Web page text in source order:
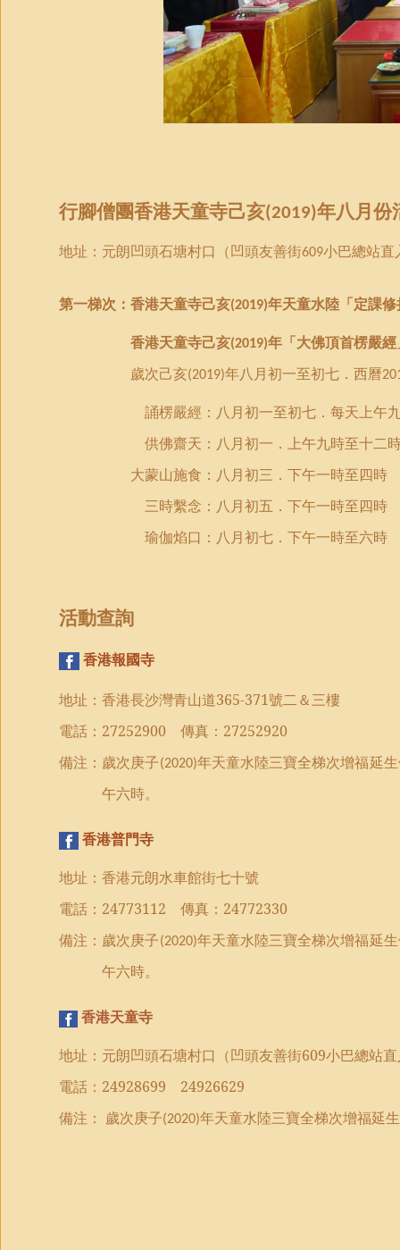
行腳僧團香港天童寺己亥(2019)年八月份
地址：元朗凹頭石塘村口（凹頭友善街609小巴總站
第一梯次： 香港天童寺己亥(2019)年天童水陸「定課
香港天童寺己亥(2019)年「大佛頂首楞嚴
歲次己亥(2019)年八月初一至初七．西曆
誦楞嚴經：八月初一至初七．每天上午
供佛齋天：八月初一 ． 上午九時至十二
大蒙山施食：八月初三 ． 下午一時至四時
三時繫念：八月初五 ． 下午一時至四時
瑜伽焰口：八月初七．下午一時至六時
活動查詢
香港報國寺
地址：香港長沙灣青山道365-371號二＆三樓
電話： 27252900 傳真： 27252920
備注： 歲次庚子(2020)年天童水陸三寶全梯次增福延
午六時。
香港普門寺
地址：香港元朗水車館街七十號
電話： 24773112 傳真： 24772330
備注： 歲次庚子(2020)年天童水陸三寶全梯次增福延
午六時。
香港天童寺
地址：元朗凹頭石塘村口（凹頭友善街609小巴總站
電話： 24928699
24926629
備注： 歲次庚子(2020)年天童水陸三寶全梯次增福延